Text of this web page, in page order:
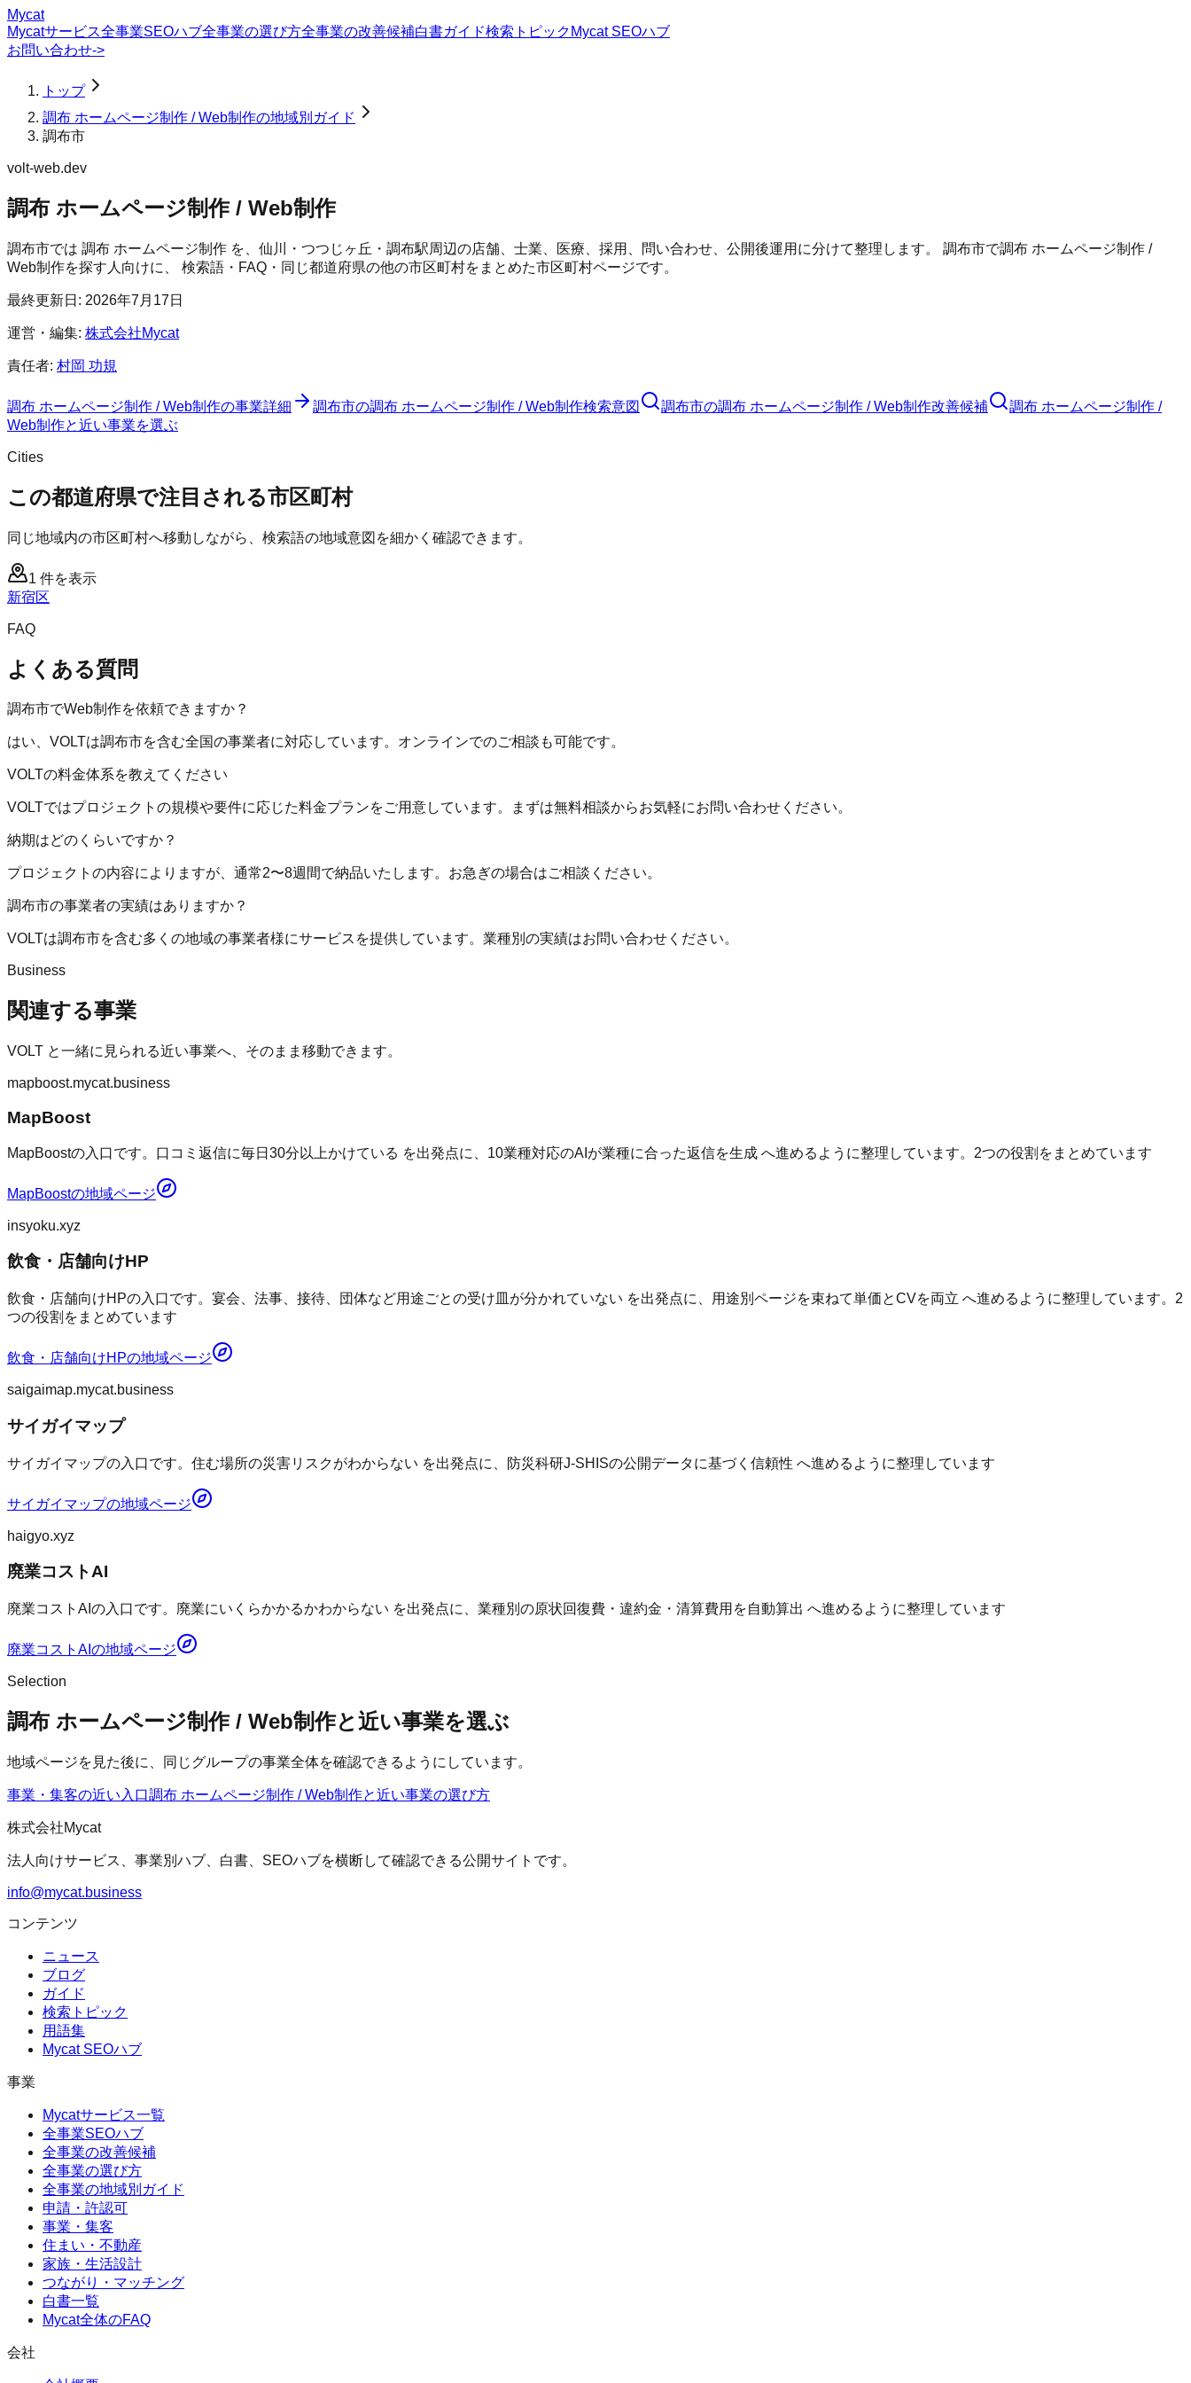
Mycat
Mycatサービス全事業SEOハブ全事業の選び方全事業の改善候補白書ガイド検索トピック Mycat SEOハブ
お問い合わせ->
トップ
調布 ホームページ制作 / Web制作の地域別ガイド
調布市
volt-web.dev
調布 ホームページ制作 / Web制作
調布市では 調布 ホームページ制作 を、仙川・つつじヶ丘・調布駅周辺の店舗、士業、医療、採用、問い合わせ、公開後運用に分けて整理します。 調布市で調布 ホームページ制作 /
Web制作を探す人向けに、 検索語・FAQ・同じ都道府県の他の市区町村をまとめた市区町村ページです。
最終更新日: 2026年7月17日
運営・編集: 株式会社Mycat
責任者: 村岡 功規
調布 ホームページ制作 / Web制作の事業詳細 調布市の調布 ホームページ制作 / Web制作検索意図 調布市の調布 ホームページ制作 / Web制作改善候補
調布 ホームページ制作 /
Web制作と近い事業を選ぶ
Cities
この都道府県で注目される市区町村
同じ地域内の市区町村へ移動しながら、検索語の地域意図を細かく確認できます。
1 件を表示
新宿区
FAQ
よくある質問
調布市でWeb制作を依頼できますか？
はい、VOLTは調布市を含む全国の事業者に対応しています。オンラインでのご相談も可能です。
VOLTの料金体系を教えてください
VOLTではプロジェクトの規模や要件に応じた料金プランをご用意しています。まずは無料相談からお気軽にお問い合わせください。
納期はどのくらいですか？
プロジェクトの内容によりますが、通常2〜8週間で納品いたします。お急ぎの場合はご相談ください。
調布市の事業者の実績はありますか？
VOLTは調布市を含む多くの地域の事業者様にサービスを提供しています。業種別の実績はお問い合わせください。
Business
関連する事業
VOLT と一緒に見られる近い事業へ、そのまま移動できます。
mapboost.mycat.business
MapBoost
MapBoostの入口です。口コミ返信に毎日30分以上かけている を出発点に、10業種対応のAIが業種に合った返信を生成 へ進めるように整理しています。2つの役割をまとめています
MapBoostの地域ページ
insyoku.xyz
飲食・店舗向けHP
飲食・店舗向けHPの入口です。宴会、法事、接待、団体など用途ごとの受け皿が分かれていない を出発点に、用途別ページを束ねて単価とCVを両立 へ進めるように整理しています。2
つの役割をまとめています
飲食・店舗向けHPの地域ページ
saigaimap.mycat.business
サイガイマップ
サイガイマップの入口です。住む場所の災害リスクがわからない を出発点に、防災科研J-SHISの公開データに基づく信頼性 へ進めるように整理しています
サイガイマップの地域ページ
haigyo.xyz
廃業コストAI
廃業コストAIの入口です。廃業にいくらかかるかわからない を出発点に、業種別の原状回復費・違約金・清算費用を自動算出 へ進めるように整理しています
廃業コストAI の地域ページ
Selection
調布 ホームページ制作 / Web制作と近い事業を選ぶ
地域ページを見た後に、同じグループの事業全体を確認できるようにしています。
事業・集客の近い入口調布 ホームページ制作 / Web制作と近い事業の選び方
株式会社Mycat
法人向けサービス、事業別ハブ、白書、SEOハブを横断して確認できる公開サイトです。
info@mycat.business
コンテンツ
ニュース
ブログ
ガイド
検索トピック
用語集
Mycat SEOハブ
事業
Mycatサービス一覧
全事業SEOハブ
全事業の改善候補
全事業の選び方
全事業の地域別ガイド
申請・許認可
事業・集客
住まい・不動産
家族・生活設計
つながり・マッチング
白書一覧
Mycat全体のFAQ
会社